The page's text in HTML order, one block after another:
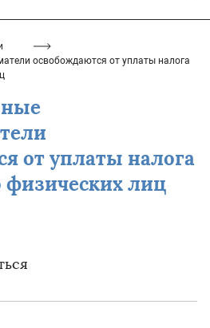
освобождаются от уплаты налога
от уплаты налога
лиц